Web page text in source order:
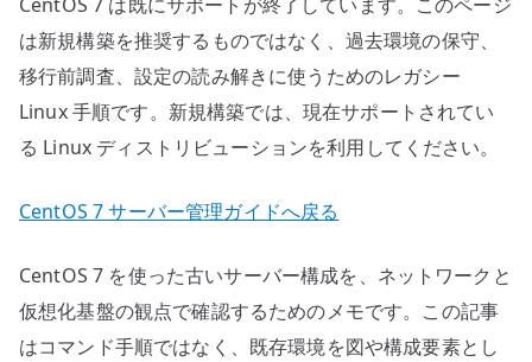
化
基
盤
を
認
る
の
は新規構築を推奨するものではなく、過去環境の保守、
移行前調査、設定の読み解きに使うためのレガシー
Linux 手順です。新規構築では、現在サポートされてい
る Linux ディストリビューションを利用してください。
CentOS 7 サーバー管理ガイドへ戻る
CentOS 7 を使った古いサーバー構成を、ネットワークと
仮想化基盤の観点で確認するためのメモです。この記事
はコマンド手順ではなく、既存環境を図や構成要素とし